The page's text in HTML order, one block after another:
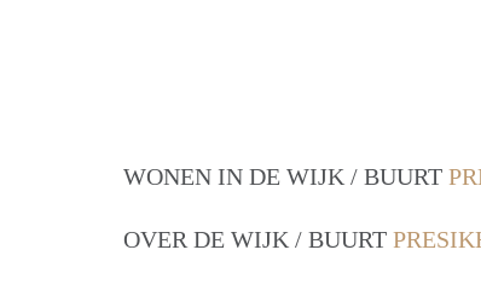
WONEN IN DE WIJK / BUURT
OVER DE WIJK / BUURT